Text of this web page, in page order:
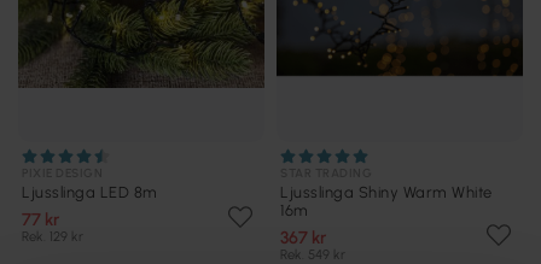
Ljusslinga LED 8m
77 kr
Rek. 129 kr
Ljusslinga Shiny Warm White
16m
367 kr
Rek. 549 kr